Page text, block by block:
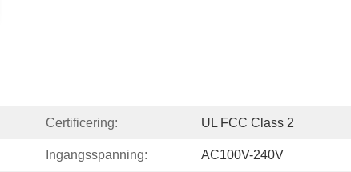
Certificering: UL FCC Class 2
Ingangsspanning: AC100V-240V